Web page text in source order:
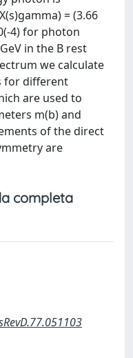
= (3.66
4) for photon
in the B rest
we calculate
for different
are used to
m(b) and
of the direct
are
completa